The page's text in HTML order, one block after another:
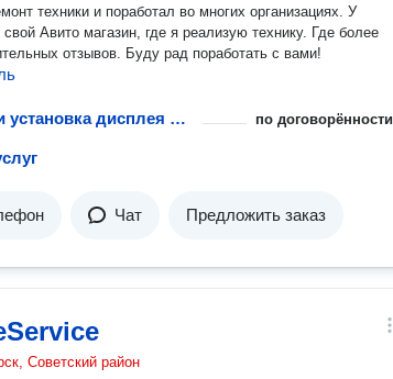
техники и поработал во многих организациях. У
свой Авито магазин, где я реализую технику. Где более
отзывов. Буду рад поработать с вами!
Снятие и установка дисплея в сборе телефона или планшета по договорённости
Чат Предложить заказ
Советский район